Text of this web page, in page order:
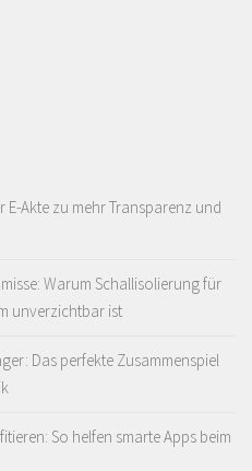
E-Akte zu mehr Transparenz und
Warum Schallisolierung für
unverzichtbar ist
Das perfekte Zusammenspiel
So helfen smarte Apps beim